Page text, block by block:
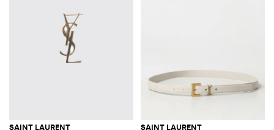
SAINT LAURENT SAINT LAURENT